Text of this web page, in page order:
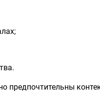
предпочтительны